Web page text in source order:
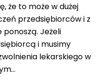
że to może w dużej
przedsiębiorców i z
Jeżeli
i musimy
lekarskiego w